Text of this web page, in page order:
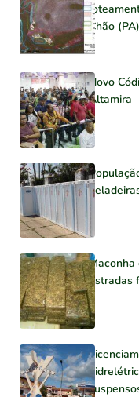
Chão (PA)
Novo
Altamira
Maconha
estradas